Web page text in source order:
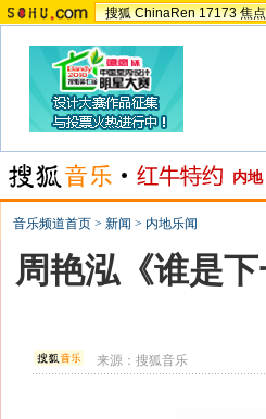
搜狐 ChinaRen 17173 焦
内地
音乐频道首页 > 新闻 > 内地乐闻
周艳泓《谁是
来源：搜狐音乐